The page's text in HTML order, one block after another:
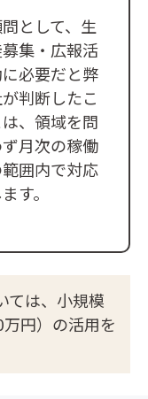
として、生
集・広報活
必要だと弊
判断したこ
は、領域を問
月次の稼働
囲内で対応
す。
ては、小規模
円）の活用を